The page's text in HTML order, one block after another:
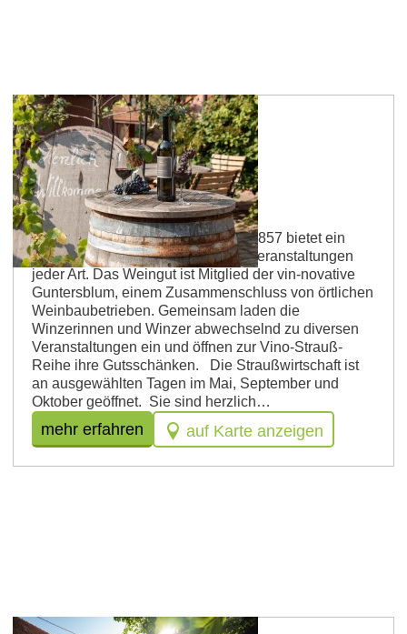
Guntersblum
Straußwirtschaft bei Strubs
Das Kreuzgewölbe aus dem Jahr 1857 bietet ein
außergewöhnliches Ambiente für Veranstaltungen
jeder Art. Das Weingut ist Mitglied der vin-novative
Guntersblum, einem Zusammenschluss von örtlichen
Weinbaubetrieben. Gemeinsam laden die
Winzerinnen und Winzer abwechselnd zu diversen
Veranstaltungen ein und öffnen zur Vino-Strauß-
Reihe ihre Gutsschänken. Die Straußwirtschaft ist
an ausgewählten Tagen im Mai, September und
Oktober geöffnet. Sie sind herzlich…
mehr erfahren auf Karte anzeigen